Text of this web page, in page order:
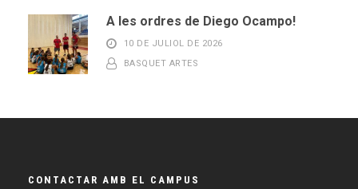
A les ordres de Diego Ocampo!
10 DE JULIOL DE 2026
BASQUET ARTES
CONTACTAR AMB EL CAMPUS